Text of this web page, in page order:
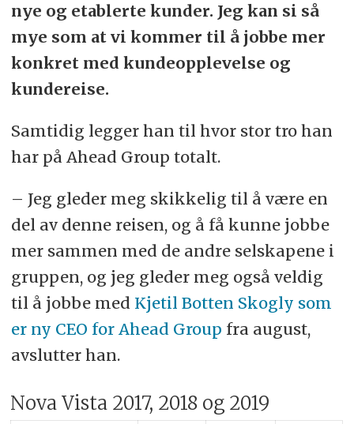
nye og etablerte kunder. Jeg kan si så
mye som at vi kommer til å jobbe mer
konkret med kundeopplevelse og
kundereise.
Samtidig legger han til hvor stor tro han
har på Ahead Group totalt.
– Jeg gleder meg skikkelig til å være en
del av denne reisen, og å få kunne jobbe
mer sammen med de andre selskapene i
gruppen, og jeg gleder meg også veldig
til å jobbe med Kjetil Botten Skogly som
er ny CEO for Ahead Group fra august,
avslutter han.
Nova Vista 2017, 2018 og 2019